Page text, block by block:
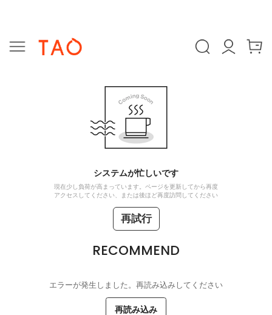
システムが忙しいです
現在少し負荷が高まっています。ページを更新してから再度
アクセスしてください、または後ほど再度訪問してください
再試行
RECOMMEND
エラーが発生しました。再読み込みしてください
再読み込み